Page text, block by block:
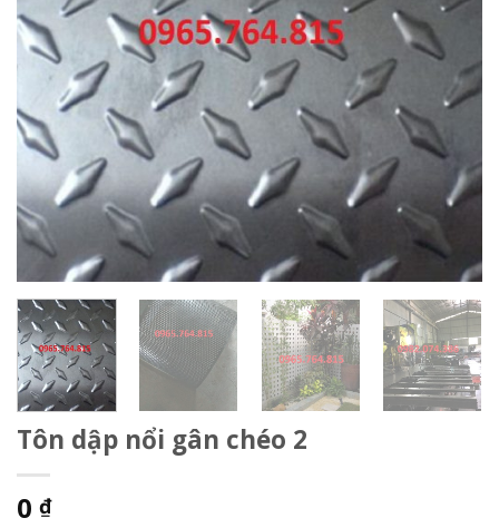
Tôn dập nổi gân chéo 2
0 ₫